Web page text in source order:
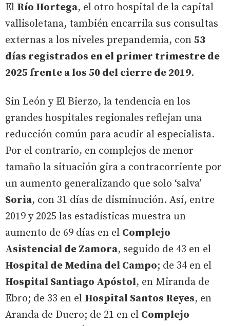
El Río Hortega, el otro hospital de la capital
vallisoletana, también encarrila sus consultas
externas a los niveles prepandemia, con 53
días registrados en el primer trimestre de
2025 frente a los 50 del cierre de 2019.
Sin León y El Bierzo, la tendencia en los
grandes hospitales regionales reflejan una
reducción común para acudir al especialista.
Por el contrario, en complejos de menor
tamaño la situación gira a contracorriente por
un aumento generalizando que solo ‘salva’
Soria, con 31 días de disminución. Así, entre
2019 y 2025 las estadísticas muestra un
aumento de 69 días en el Complejo
Asistencial de Zamora, seguido de 43 en el
Hospital de Medina del Campo; de 34 en el
Hospital Santiago Apóstol, en Miranda de
Ebro; de 33 en el Hospital Santos Reyes, en
Aranda de Duero; de 21 en el Complejo